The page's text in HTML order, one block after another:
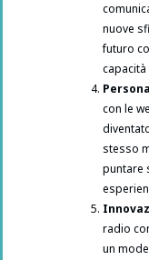
nuove
futuro
con le
stesso
puntare
radio
un